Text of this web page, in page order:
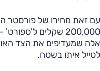
200,000 שקלים
אלה שמעדיפים את הצד
לטייל איתו בשטח.